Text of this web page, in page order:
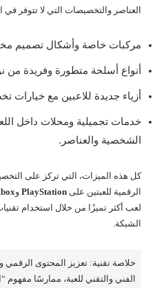
العناصر والتخصيصات التي لا تتوفر
مركبات خاصة وأشكال تصميم
أنواع أسلحة متطورة وفريدة من
أزياء جديدة للاعبين مع
خدمات تجميلية ومحلات داخل
الشخصية والعناصر.
كل هذه الميزات، التي تركز على
الرقمية للعبتين على PlayStation و
لعب أكثر تميزًا من خلال استخدام
الشبكة.
خلاصة تقنية: تعزيز المحتوى
الفني والتقني للعبة، ممارسًا